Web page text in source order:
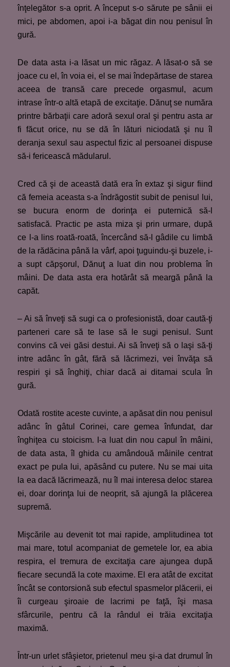
înţelegător s-a oprit. A început s-o sărute pe sânii ei
mici, pe abdomen, apoi i-a băgat din nou penisul în
gură.
De data asta i-a lăsat un mic răgaz. A lăsat-o să se
joace cu el, în voia ei, el se mai îndepărtase de starea
aceea de transă care precede orgasmul, acum
intrase într-o altă etapă de excitaţie. Dănuţ se număra
printre bărbaţii care adoră sexul oral şi pentru asta ar
fi făcut orice, nu se dă în lături niciodată şi nu îl
deranja sexul sau aspectul fizic al persoanei dispuse
să-i fericească mădularul.
Cred că şi de această dată era în extaz şi sigur fiind
că femeia aceasta s-a îndrăgostit subit de penisul lui,
se bucura enorm de dorinţa ei puternică să-l
satisfacă. Practic pe asta miza şi prin urmare, după
ce l-a lins roată-roată, încercând să-l gâdile cu limbă
de la rădăcina până la vârf, apoi ţuguindu-şi buzele, i-
a supt căpşorul, Dănuţ a luat din nou problema în
mâini. De data asta era hotărât să meargă până la
capăt.
– Ai să înveţi să sugi ca o profesionistă, doar caută-ţi
parteneri care să te lase să le sugi penisul. Sunt
convins că vei găsi destui. Ai să înveţi să o laşi să-ţi
intre adânc în gât, fără să lăcrimezi, vei învăţa să
respiri şi să înghiţi, chiar dacă ai ditamai scula în
gură.
Odată rostite aceste cuvinte, a apăsat din nou penisul
adânc în gâtul Corinei, care gemea înfundat, dar
înghiţea cu stoicism. I-a luat din nou capul în mâini,
de data asta, îl ghida cu amândouă mâinile centrat
exact pe pula lui, apăsând cu putere. Nu se mai uita
la ea dacă lăcrimează, nu îl mai interesa deloc starea
ei, doar dorinţa lui de neoprit, să ajungă la plăcerea
supremă.
Mişcările au devenit tot mai rapide, amplitudinea tot
mai mare, totul acompaniat de gemetele lor, ea abia
respira, el tremura de excitaţia care ajungea după
fiecare secundă la cote maxime. El era atât de excitat
încât se contorsionă sub efectul spasmelor plăcerii, ei
îi curgeau şiroaie de lacrimi pe faţă, îşi masa
sfârcurile, pentru că la rândul ei trăia excitaţia
maximă.
Într-un urlet sfâşietor, prietenul meu şi-a dat drumul în